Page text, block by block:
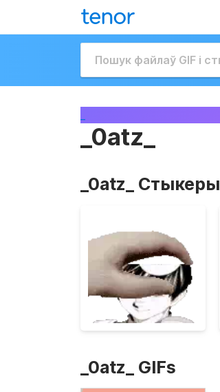
_0atz_
_0atz_ Стыкеры
_0atz_ GIFs